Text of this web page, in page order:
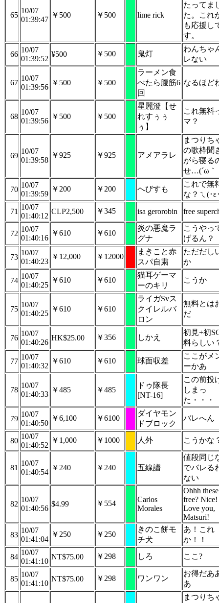
65
10/07
01:39:47
￥500 ￥500 lime rick
たってま
た。これ
も応援し
す。
66
10/07
01:39:52
¥500 ￥500 鬼灯
わんちゃ
レない
67
10/07
01:39:56
￥500 ￥500
ラーメン食
べたら腹筋6
回
なるほど
68
10/07
01:39:56
￥500 ￥500
星麗澄【せ
れすぅぅ
ぅ】
これ無料
マ？
69
10/07
01:39:58
￥925 ￥925 アメアラレ
まつりち
の歌枠聞
がら寝る
せ…(´ω｀
70
10/07
01:39:59
￥200 ￥200 へびすも
これで無
な？ㄟ(･ε
71
10/07
01:40:12
CLP2,500 ￥345 isa gerorobin free
72
10/07
01:40:16
￥610 ￥610
炎の悪魔ラ
グナ
こうやっ
げるん？
73
10/07
01:40:23
￥12,000 ￥12000
まきこと赤
スパ自粛
ただだし
か
74
10/07
01:40:25
￥610 ￥610
猫耳ゲーマ
ーのキリ
こうか
75
10/07
01:40:25
￥610 ￥610
ライガSvス
クイレルバ
ロン
無料とは
だ
76
10/07
01:40:26
HK$25.00 ￥356 しかえ
初見+初
料らしい
77
10/07
01:40:32
￥610 ￥610 球面収差
ここがメ
ーかあ
78
10/07
01:40:33
￥485 ￥485
ドゥ隊長
[NT-16]
この前投
しまっ
た・・・
79
10/07
01:40:50
￥6,100 ￥6100
ダイヤモン
ドブロック
バレへん
80
10/07
01:40:52
￥1,000 ￥1000 人外 こうかな
81
10/07
01:40:54
￥240 ￥240 五線譜
値段同じ
でバレる
ない
82
10/07
01:40:56
$4.99 ￥554
Carlos
Morales
Ohhh
free? Nice!
Love you,
Matsuri!
83
10/07
01:41:04
￥250 ￥250
きのこ餅モ
チ犬
あ！これ
か！！
84
10/07
01:41:10
NT$75.00 ￥298 しろ ここ?
85
10/07
01:41:10
NT$75.00 ￥298 ワンワン
お得だあ
あ
まつりち